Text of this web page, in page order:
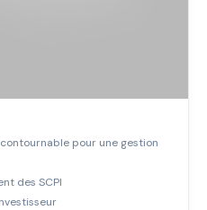
pour une gestion
des SCPI